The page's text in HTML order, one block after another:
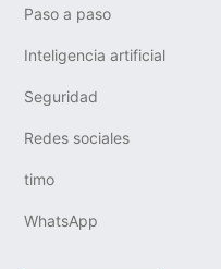
Paso a paso
Inteligencia artificial
Seguridad
Redes sociales
timo
WhatsApp